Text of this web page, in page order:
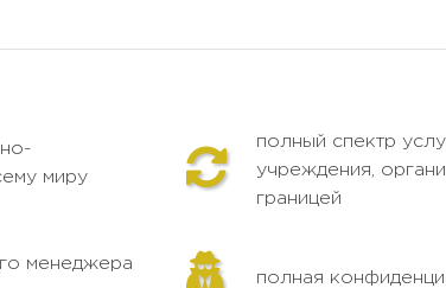
миру
полный спектр
учреждения,
границей
менеджера
полная